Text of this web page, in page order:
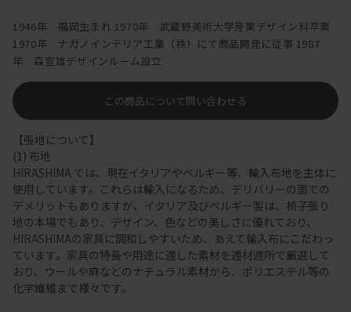
この商品について問い合わせる
1946年 福岡生まれ 1970年 武蔵野美術大学産業デザイン科卒業
1970年 ナガノインテリア工業（株）にて商品開発に従事 1987
年 森宣雄デザインルーム設立
【張地について】
(1) 布地
HIRASHIMA では、現在イタリアやベルギー等、輸入布地を主体に
使用しています。これらは輸入になるため、デリバリーの面での
デメリットもありますが、イタリア及びベルギー製は、椅子張り
地の本場でもあり、デザイン、色などの美しさに優れており、
HIRASHIMAの家具に調和しやすいため、あえて輸入布にこだわっ
ています。家具の特長や用途に適した素材を適材適所で厳選して
おり、ウールや麻などのナチュラル素材から、ポリエステル等の
化学繊維まで様々です。